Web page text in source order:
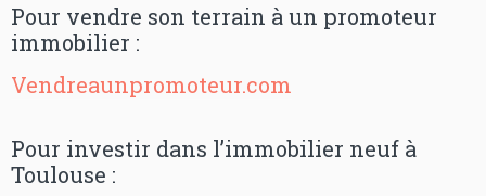
Pour vendre son terrain à un promoteur
immobilier :
Vendreaunpromoteur.com
Pour investir dans l’immobilier neuf à
Toulouse :